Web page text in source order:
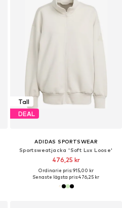
Tall
DEAL
ADIDAS SPORTSWEAR
Sportsweatjacka 'Soft Lux Loose'
476,25 kr
Ordinarie pris: 915,00 kr
Senaste lägsta pris:476,25 kr